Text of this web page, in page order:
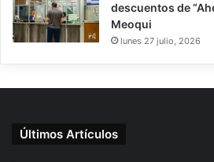
descuentos de
Meoqui
lunes 27 julio, 2026
Últimos Artículos